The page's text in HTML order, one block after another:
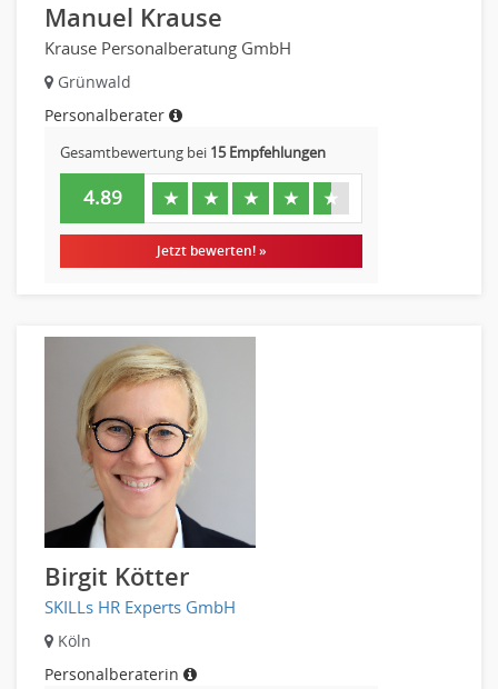
Manuel Krause
Krause Personalberatung GmbH
Grünwald
Personalberater
Gesamtbewertung bei 15 Empfehlungen
4.89 ★ ★ ★ ★ ★
Jetzt bewerten! »
Birgit Kötter
SKILLs HR Experts GmbH
Köln
Personalberaterin